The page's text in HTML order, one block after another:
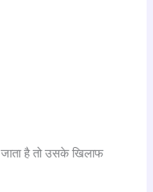
है तो उसके खिलाफ